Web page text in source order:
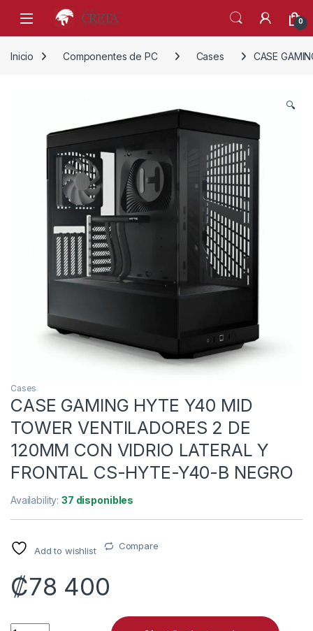
Skip to navigation
Skip to content
0
Inicio Componentes de PC Cases CASE
🔍
Cases
CASE GAMING HYTE Y40 MID
TOWER VENTILADORES 2 DE
120MM CON VIDRIO LATERAL Y
FRONTAL CS-HYTE-Y40-B NEGRO
Availability:37 disponibles
Add to wishlist Compare
₡78 400